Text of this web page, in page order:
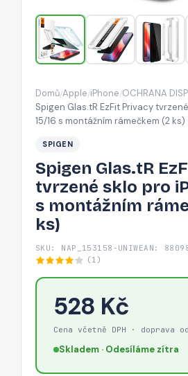
pro
iPhone
15/16
s
(2
Domů/Apple/iPhone/OCHRANA
Spigen Glas.tR EzFit Privacy
15/16 s montážním rámečkem (2 ks)
SPIGEN
Spigen Glas.tR
tvrzené sklo pro
s montážním
ks)
SKU: NAP_153158-UNIWEAN:
(1)
528 Kč
Cena včetně DPH · doprava
Skladem · Odesíláme zítra